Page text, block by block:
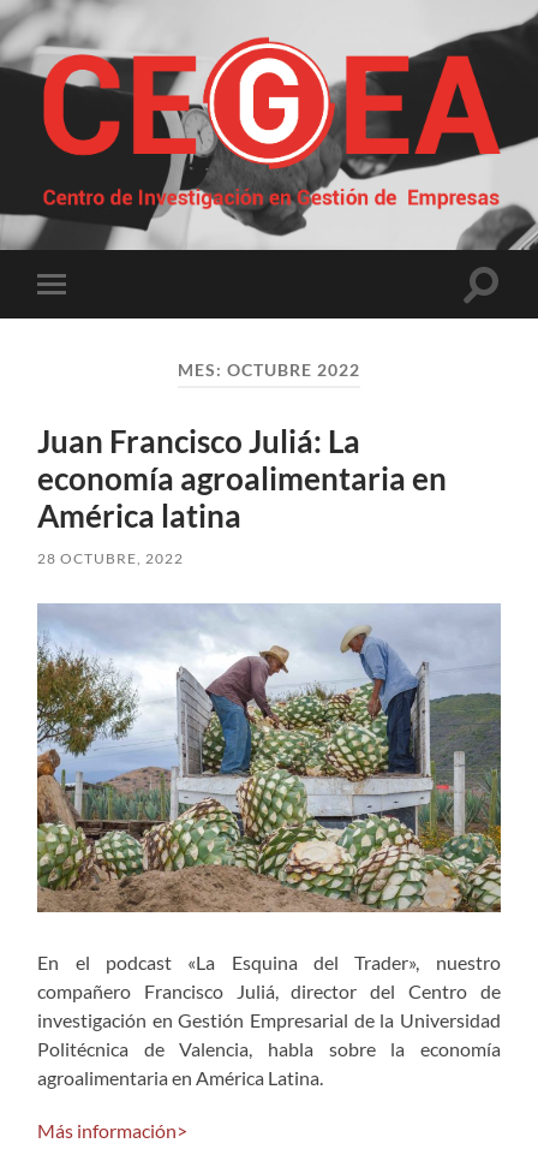
Centro
de
Investigación
Empresas
Alternar
el
MES: OCTUBRE 2022
Juan Francisco Juliá: La
economía agroalimentaria en
América latina
28 OCTUBRE, 2022
En el podcast «La Esquina del Trader», nuestro
compañero Francisco Juliá, director del Centro de
investigación en Gestión Empresarial de la Universidad
Politécnica de Valencia, habla sobre la economía
agroalimentaria en América Latina.
Más información>